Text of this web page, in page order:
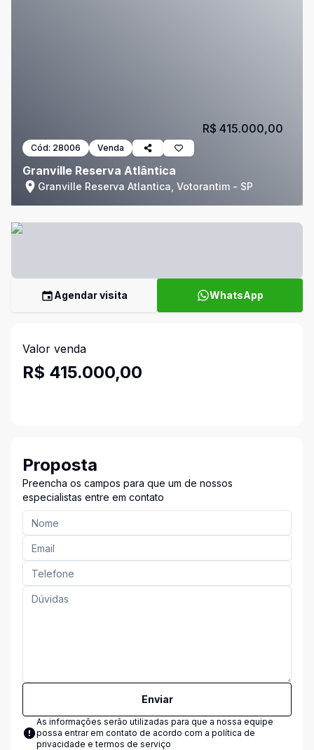
Cód: 28006 Venda
Granville Reserva Atlântica
Granville Reserva Atlantica, Votorantim - SP
R$ 415.000,00
Agendar visita WhatsApp
Valor venda
R$ 415.000,00
Proposta
Preencha os campos para que um de nossos
especialistas entre em contato
Enviar
As informações serão utilizadas para que a nossa equipe
possa entrar em contato de acordo com a política de
privacidade e termos de serviço